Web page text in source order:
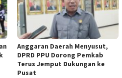
Anggaran Daerah Menyusut,
DPRD PPU Dorong Pemkab
Terus Jemput Dukungan ke
Pusat